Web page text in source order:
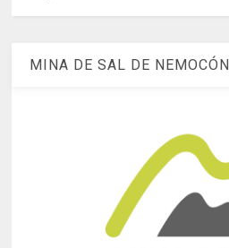
MINA DE SAL DE NEMOCÓN